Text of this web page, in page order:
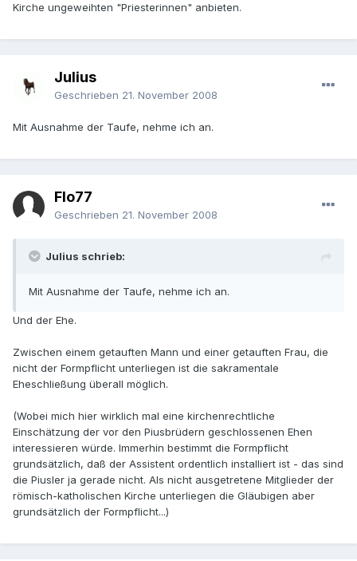
Kirche ungeweihten "Priesterinnen" anbieten.
Julius
Geschrieben 21. November 2008
Mit Ausnahme der Taufe, nehme ich an.
Flo77
Geschrieben 21. November 2008
Julius schrieb:
Mit Ausnahme der Taufe, nehme ich an.
Und der Ehe.
Zwischen einem getauften Mann und einer getauften Frau, die
nicht der Formpflicht unterliegen ist die sakramentale
Eheschließung überall möglich.
(Wobei mich hier wirklich mal eine kirchenrechtliche
Einschätzung der vor den Piusbrüdern geschlossenen Ehen
interessieren würde. Immerhin bestimmt die Formpflicht
grundsätzlich, daß der Assistent ordentlich installiert ist - das sind
die Piusler ja gerade nicht. Als nicht ausgetretene Mitglieder der
römisch-katholischen Kirche unterliegen die Gläubigen aber
grundsätzlich der Formpflicht...)